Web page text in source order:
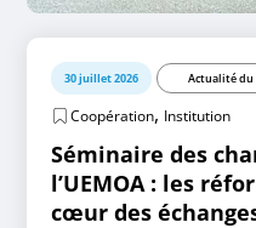
30 juillet 2026 Actualité du
Coopération, Institution
Séminaire des
l’UEMOA : les
cœur des